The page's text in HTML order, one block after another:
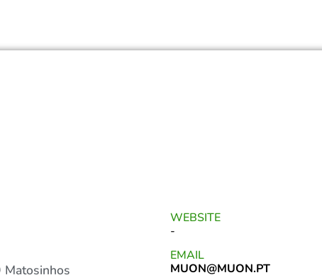
Matosinhos
WEBSITE
-
EMAIL
MUON@MUON.PT